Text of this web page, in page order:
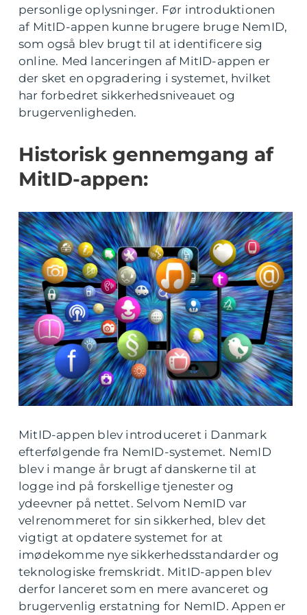
personlige oplysninger. Før introduktionen
af MitID-appen kunne brugere bruge NemID,
som også blev brugt til at identificere sig
online. Med lanceringen af MitID-appen er
der sket en opgradering i systemet, hvilket
har forbedret sikkerhedsniveauet og
brugervenligheden.
Historisk gennemgang af
MitID-appen:
MitID-appen blev introduceret i Danmark
efterfølgende fra NemID-systemet. NemID
blev i mange år brugt af danskerne til at
logge ind på forskellige tjenester og
ydeevner på nettet. Selvom NemID var
velrenommeret for sin sikkerhed, blev det
vigtigt at opdatere systemet for at
imødekomme nye sikkerhedsstandarder og
teknologiske fremskridt. MitID-appen blev
derfor lanceret som en mere avanceret og
brugervenlig erstatning for NemID. Appen er